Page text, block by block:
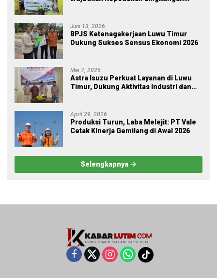
Juni 13, 2026
BPJS Ketenagakerjaan Luwu Timur
Dukung Sukses Sensus Ekonomi 2026
Mei 7, 2026
Astra Isuzu Perkuat Layanan di Luwu
Timur, Dukung Aktivitas Industri dan
April 29, 2026
Produksi Turun, Laba Melejit: PT Vale
Cetak Kinerja Gemilang di Awal 2026
Selengkapnya